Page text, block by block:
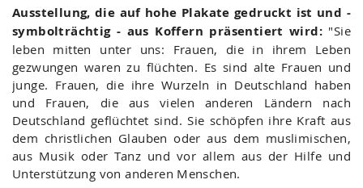
Ausstellung, die auf hohe Plakate gedruckt ist und -
symbolträchtig - aus Koffern präsentiert wird: "Sie
leben mitten unter uns: Frauen, die in ihrem Leben
gezwungen waren zu flüchten. Es sind alte Frauen und
junge. Frauen, die ihre Wurzeln in Deutschland haben
und Frauen, die aus vielen anderen Ländern nach
Deutschland geflüchtet sind. Sie schöpfen ihre Kraft aus
dem christlichen Glauben oder aus dem muslimischen,
aus Musik oder Tanz und vor allem aus der Hilfe und
Unterstützung von anderen Menschen.